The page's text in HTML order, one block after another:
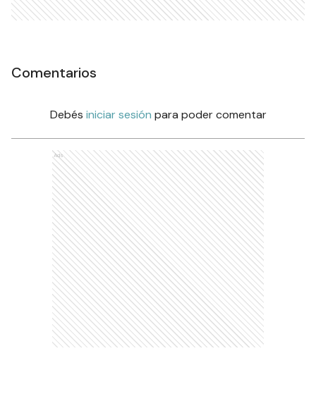
Comentarios
Debés iniciar sesión para poder comentar
Ads